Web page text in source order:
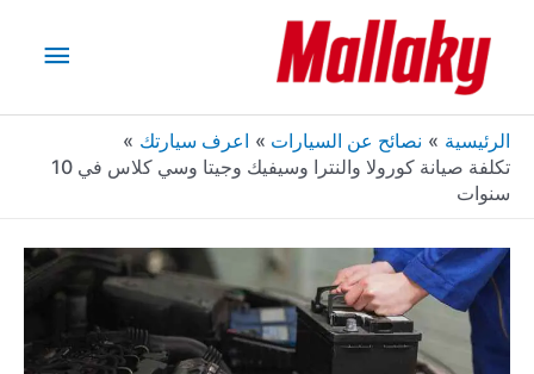
المحتوى
الرئيسية نصائح عن السيارات
اعرف سيارتك
تكلفة صيانة كورولا والنترا وسيفيك وجيتا وسي كلاس في 10
سنوات